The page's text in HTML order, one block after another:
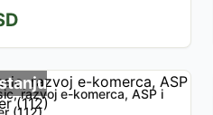
razvoj e-komerca, ASP i
(112)